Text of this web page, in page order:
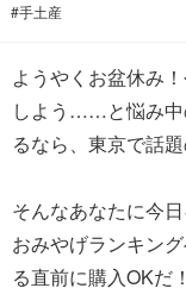
#手土産
ようやくお盆休み
しよう……と悩み中
るなら、東京で話
そんなあなたに今
おみやげランキン
る直前に購入OKだ！